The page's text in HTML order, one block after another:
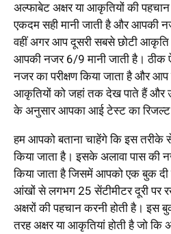
अल्फाबेट अक्षर या आकृतियों की
एकदम सही मानी जाती है और आपकी
वहीं अगर आप दूसरी सबसे छोटी
आपकी नजर 6/9 मानी जाती है।
नजर का परीक्षण किया जाता है और आप
आकृतियों को जहां तक देख पाते हैं और
के अनुसार आपका आई टेस्ट का
हम आपको बताना चाहेंगे कि इस तरीके
किया जाता है। इसके अलावा पास की
किया जाता है जिसमें आपको एक बुक
आंखों से लगभग 25 सेंटीमीटर दूरी पर
अक्षरों की पहचान करनी होती है। इस
तरह अक्षर या आकृतियां होती है जो